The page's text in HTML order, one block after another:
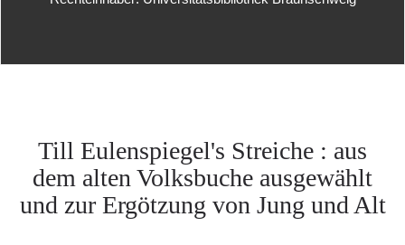
Till Eulenspiegel's Streiche : aus
dem alten Volksbuche ausgewählt
und zur Ergötzung von Jung und Alt